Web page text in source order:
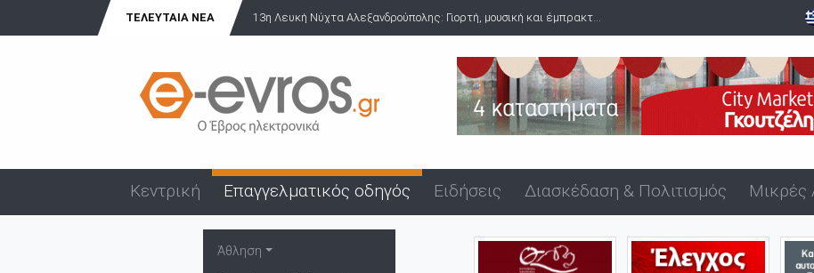
ΤΕΛΕΥΤΑΊΑ ΝΈΑ
13η Λευκή Νύχτα Αλεξανδρούπολης: Γιορτή, μουσική και έμπρακτ... Δύο συλλήψεις για ναρκωτικά στο λιμάνι της Αλεξανδρούπολης μ...
Κεντρική Επαγγελματικός οδηγός Ειδήσεις Διασκέδαση & Πολιτισμός Μικρές
Άθληση